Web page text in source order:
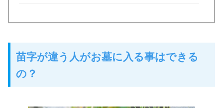
苗字が違う人がお墓に入る事はできる
の？